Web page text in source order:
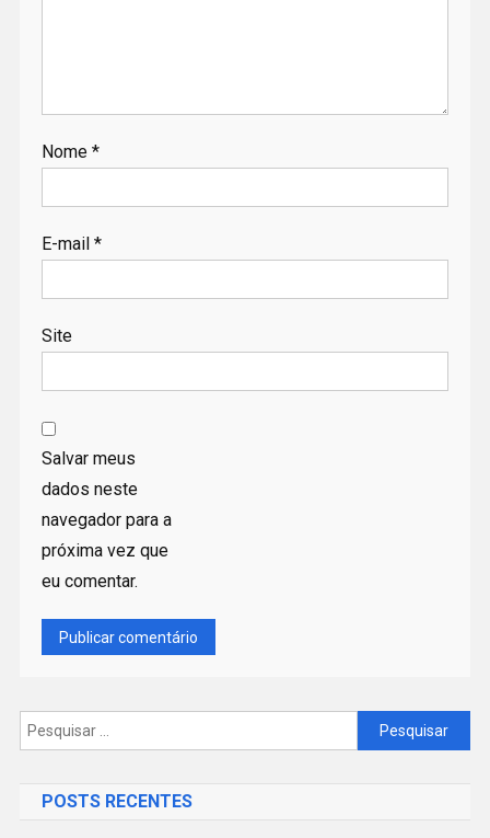
Nome *
E-mail *
Site
Salvar meus
dados neste
navegador para a
próxima vez que
eu comentar.
Pesquisar
por:
POSTS RECENTES